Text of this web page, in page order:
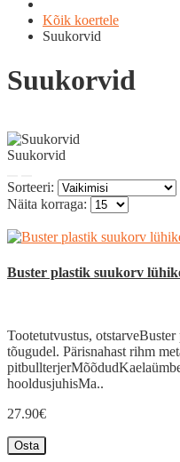
Kõik koertele
Suukorvid
Suukorvid
Suukorvid
Sorteeri:
Näita korraga:
Buster plastik suukorv
Tootetutvustus,
tõugudel. Pärisnahast rihm
hooldusjuhisMa..
27.90€
Osta